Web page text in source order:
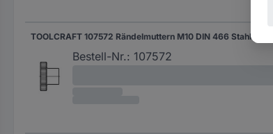
TOOLCRAFT 107572 Rändelmuttern M10 DIN 466 Stahl 25 St.
Bestell-Nr.: 107572